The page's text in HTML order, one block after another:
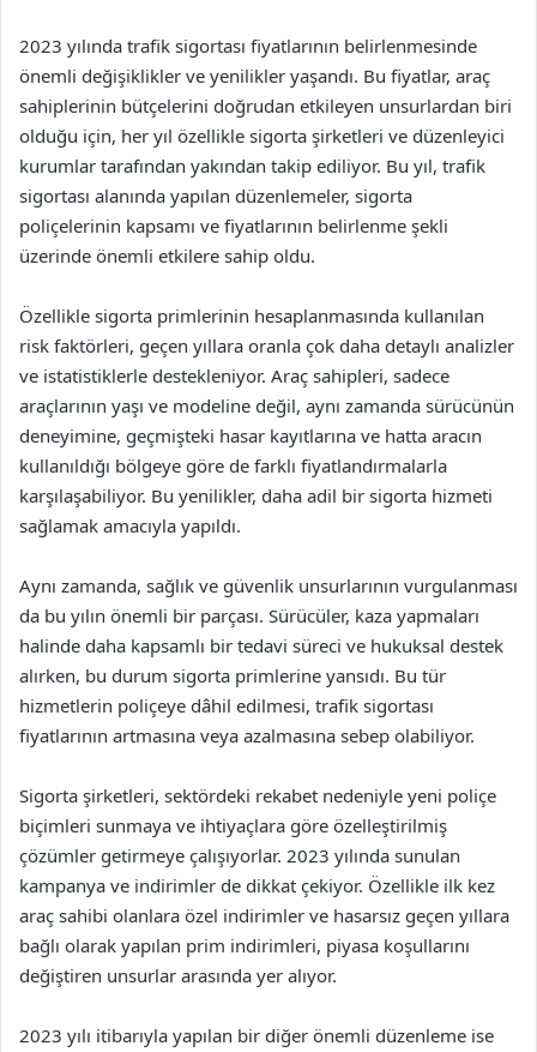
2023 yılında trafik sigortası fiyatlarının belirlenmesinde
önemli değişiklikler ve yenilikler yaşandı. Bu fiyatlar, araç
sahiplerinin bütçelerini doğrudan etkileyen unsurlardan biri
olduğu için, her yıl özellikle sigorta şirketleri ve düzenleyici
kurumlar tarafından yakından takip ediliyor. Bu yıl, trafik
sigortası alanında yapılan düzenlemeler, sigorta
poliçelerinin kapsamı ve fiyatlarının belirlenme şekli
üzerinde önemli etkilere sahip oldu.
Özellikle sigorta primlerinin hesaplanmasında kullanılan
risk faktörleri, geçen yıllara oranla çok daha detaylı analizler
ve istatistiklerle destekleniyor. Araç sahipleri, sadece
araçlarının yaşı ve modeline değil, aynı zamanda sürücünün
deneyimine, geçmişteki hasar kayıtlarına ve hatta aracın
kullanıldığı bölgeye göre de farklı fiyatlandırmalarla
karşılaşabiliyor. Bu yenilikler, daha adil bir sigorta hizmeti
sağlamak amacıyla yapıldı.
Aynı zamanda, sağlık ve güvenlik unsurlarının vurgulanması
da bu yılın önemli bir parçası. Sürücüler, kaza yapmaları
halinde daha kapsamlı bir tedavi süreci ve hukuksal destek
alırken, bu durum sigorta primlerine yansıdı. Bu tür
hizmetlerin poliçeye dâhil edilmesi, trafik sigortası
fiyatlarının artmasına veya azalmasına sebep olabiliyor.
Sigorta şirketleri, sektördeki rekabet nedeniyle yeni poliçe
biçimleri sunmaya ve ihtiyaçlara göre özelleştirilmiş
çözümler getirmeye çalışıyorlar. 2023 yılında sunulan
kampanya ve indirimler de dikkat çekiyor. Özellikle ilk kez
araç sahibi olanlara özel indirimler ve hasarsız geçen yıllara
bağlı olarak yapılan prim indirimleri, piyasa koşullarını
değiştiren unsurlar arasında yer alıyor.
2023 yılı itibarıyla yapılan bir diğer önemli düzenleme ise